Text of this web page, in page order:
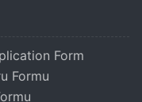
Form
Formu